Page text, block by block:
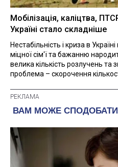
Мобілізація, каліцтва,
Україні стало складніше
Нестабільність і криза в
міцної сім'ї та бажанню
велика кількість розлучень
проблема – скорочення